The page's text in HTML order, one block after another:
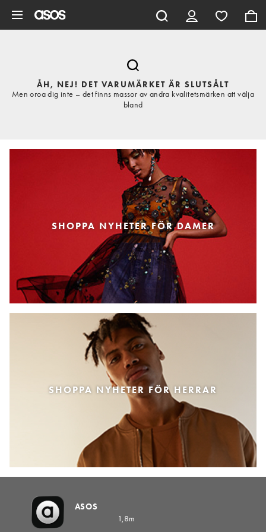
ÅH, NEJ! DET VARUMÄRKET ÄR SLUTSÅLT
Men oroa dig inte – det finns massor av andra kvalitetsmärken att välja
bland
SHOPPA NYHETER FÖR DAMER
SHOPPA NYHETER FÖR HERRAR
ASOS
1,8m